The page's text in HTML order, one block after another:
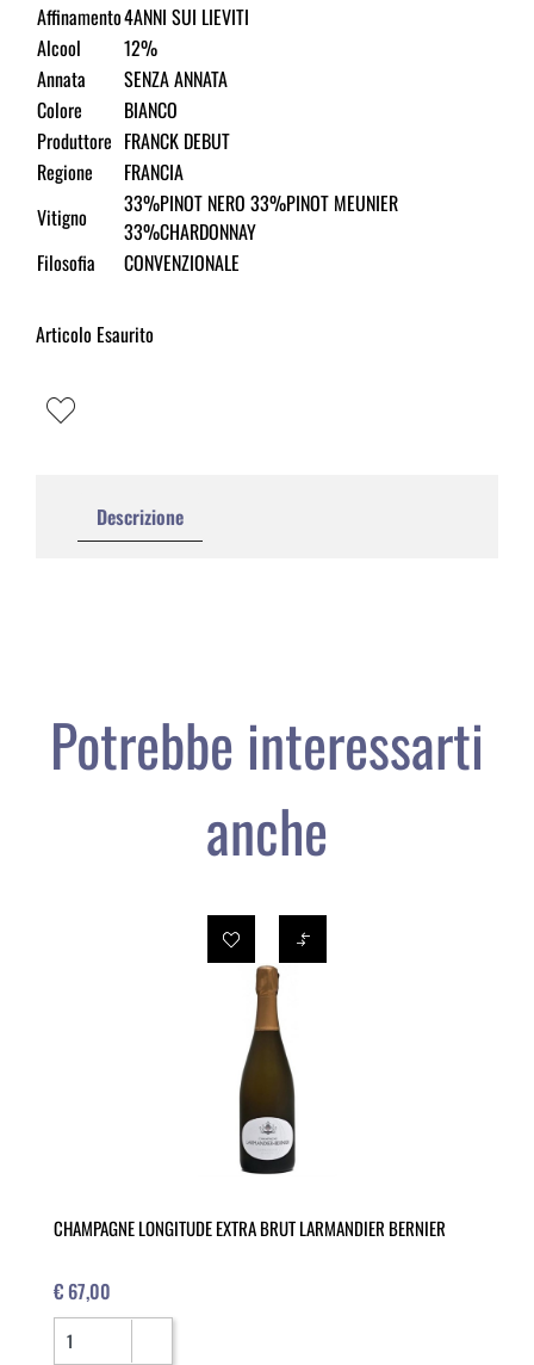
Affinamento4ANNI SUI LIEVITI
Alcool
12%
Annata
SENZA ANNATA
Colore
BIANCO
Produttore FRANCK DEBUT
Regione
FRANCIA
Vitigno
33%PINOT NERO 33%PINOT MEUNIER
33%CHARDONNAY
Filosofia
CONVENZIONALE
Articolo Esaurito
Descrizione
Potrebbe interessarti
anche
CHAMPAGNE LONGITUDE EXTRA BRUT LARMANDIER BERNIER
€ 67,00
Quantità